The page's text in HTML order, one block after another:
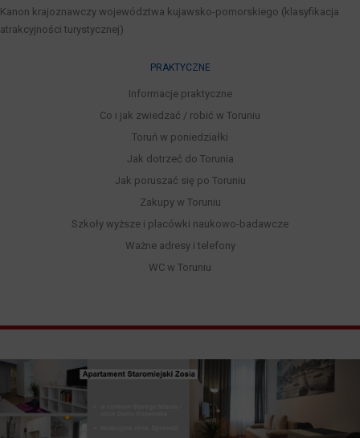
Kanon krajoznawczy województwa kujawsko-pomorskiego (klasyfikacja
atrakcyjności turystycznej)
PRAKTYCZNE
Informacje praktyczne
Co i jak zwiedzać / robić w Toruniu
Toruń w poniedziałki
Jak dotrzeć do Torunia
Jak poruszać się po Toruniu
Zakupy w Toruniu
Szkoły wyższe i placówki naukowo-badawcze
Ważne adresy i telefony
WC w Toruniu